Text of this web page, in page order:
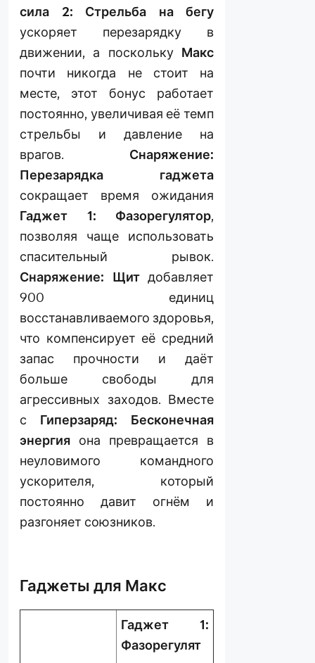
сила 2: Стрельба на бегу
ускоряет перезарядку в
движении, а поскольку Макс
почти никогда не стоит на
месте, этот бонус работает
постоянно, увеличивая её темп
стрельбы и давление на
врагов. Снаряжение:
Перезарядка гаджета
сокращает время ожидания
Гаджет 1: Фазорегулятор,
позволяя чаще использовать
спасительный рывок.
Снаряжение: Щитдобавляет
900 единиц
восстанавливаемого здоровья,
что компенсирует её средний
запас прочности и даёт
больше свободы для
агрессивных заходов. Вместе
с Гиперзаряд: Бесконечная
энергия она превращается в
неуловимого командного
ускорителя, который
постоянно давит огнём и
разгоняет союзников.
Гаджеты для Макс
Гаджет 1:
Фазорегулят